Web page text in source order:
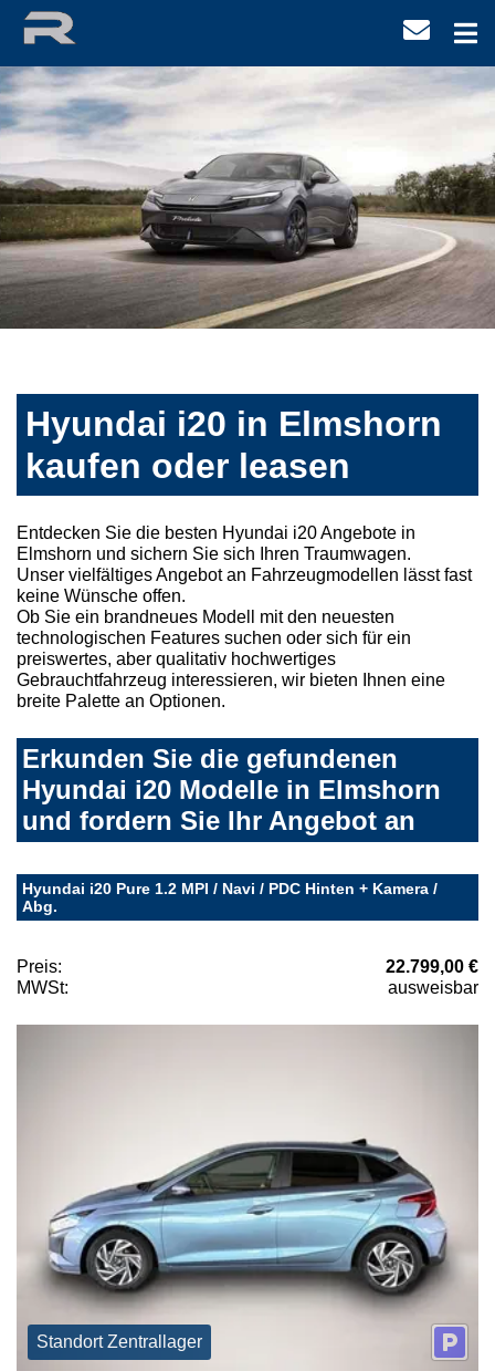
Hyundai i20 in Elmshorn
kaufen oder leasen
Entdecken Sie die besten Hyundai i20 Angebote in
Elmshorn und sichern Sie sich Ihren Traumwagen.
Unser vielfältiges Angebot an Fahrzeugmodellen lässt fast
keine Wünsche offen.
Ob Sie ein brandneues Modell mit den neuesten
technologischen Features suchen oder sich für ein
preiswertes, aber qualitativ hochwertiges
Gebrauchtfahrzeug interessieren, wir bieten Ihnen eine
breite Palette an Optionen.
Erkunden Sie die gefundenen
Hyundai i20 Modelle in Elmshorn
und fordern Sie Ihr Angebot an
Hyundai i20 Pure 1.2 MPI / Navi / PDC Hinten + Kamera /
Abg.
Preis:
22.799,00 €
MWSt:
ausweisbar
Standort Zentrallager